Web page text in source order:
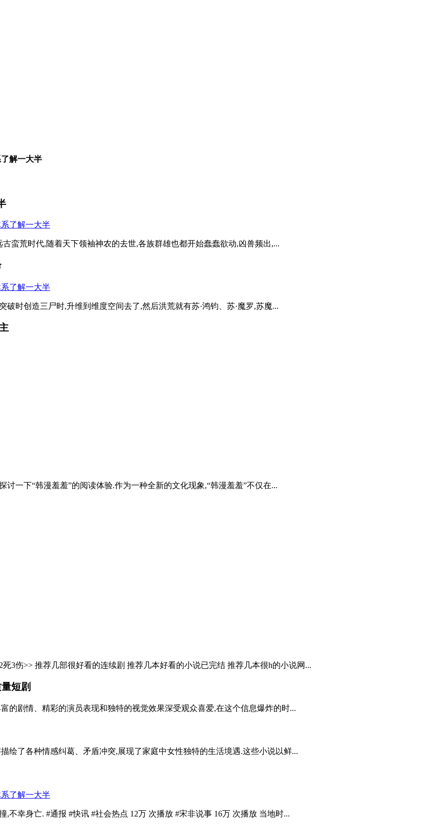
解一大半
蛮荒时代,随着天下领袖神农的去世,各族群雄也都开始蠢蠢欲动,凶兽频出,...
时创造三尸时,升维到维度空间去了,然后洪荒就有苏·鸿钧、苏·魔罗,苏魔...
一下“韩漫羞羞”的阅读体验.作为一种全新的文化现象,“韩漫羞羞”不仅在...
3伤>> 推荐几部很好看的连续剧 推荐几本好看的小说已完结 推荐几本很h的小说网...
短剧
的剧情、精彩的演员表现和独特的视觉效果深受观众喜爱,在这个信息爆炸的时...
绘了各种情感纠葛、矛盾冲突,展现了家庭中女性独特的生活境遇.这些小说以鲜...
幸身亡. #通报 #快讯 #社会热点 12万 次播放 #宋非说事 16万 次播放 当地时...